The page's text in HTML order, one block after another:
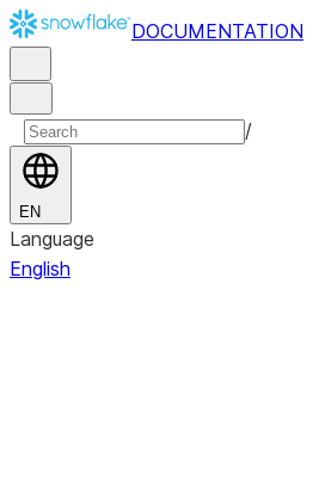
DOCUMENTATION
/
EN
Language
English